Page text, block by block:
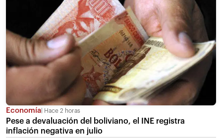
Economía Hace 2 horas
Pese a devaluación del boliviano, el INE registra
inflación negativa en julio